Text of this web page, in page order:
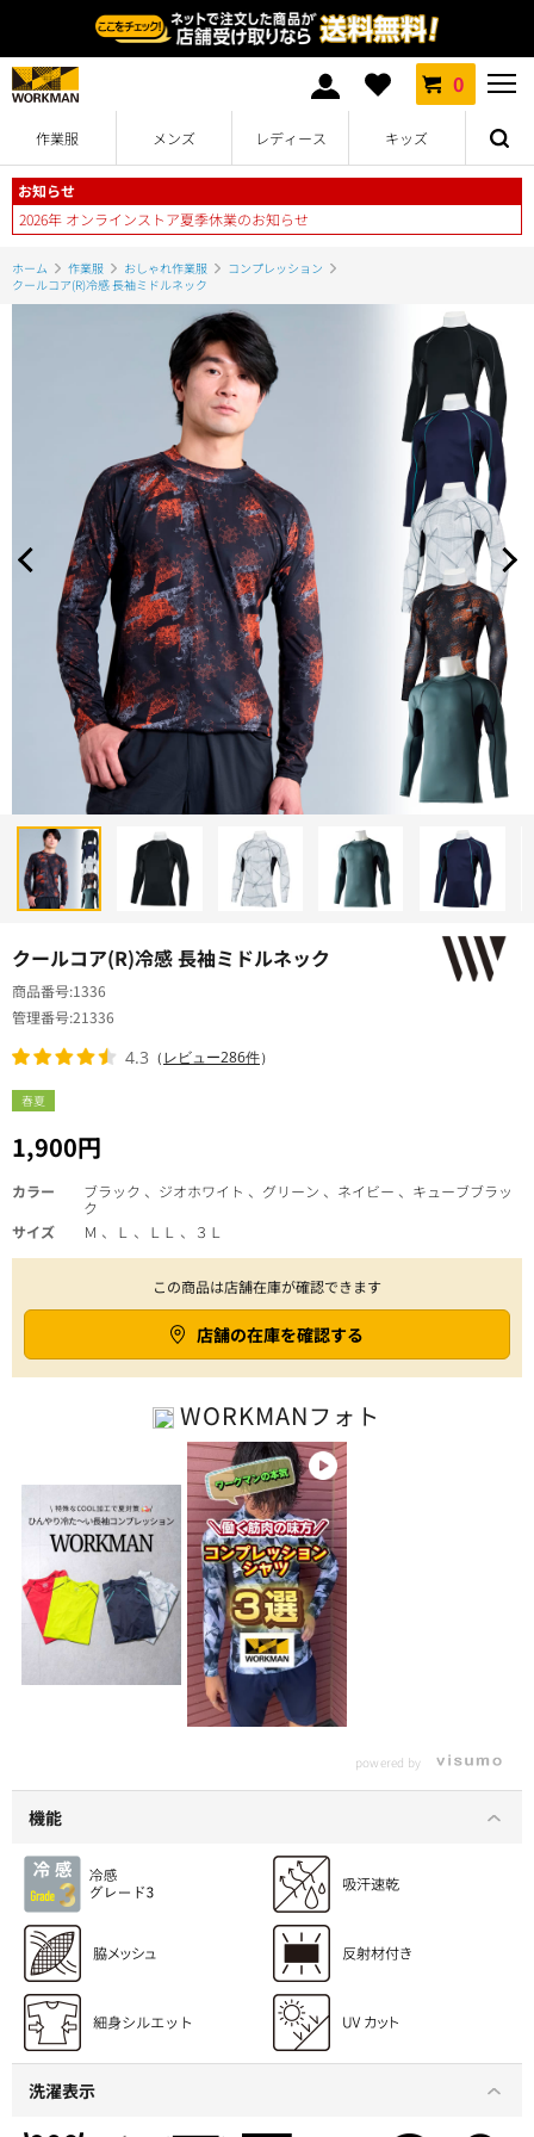
0
作業服 メンズ レディース キッズ
お知らせ
2026年 オンラインストア夏季休業のお知らせ
ホーム 作業服 おしゃれ作業服
コンプレッション
クールコア(R)冷感 長袖ミドルネック
クールコア(R)冷感 長袖ミドルネック
春夏
1,900円
商品番号 1336
管理番号21336
4.3 （レビュー286件）
カラー
ブラック 、ジオホワイト 、グリーン 、ネイビー 、キューブブラッ
ク
サイズ
Ｍ 、Ｌ 、ＬＬ 、３Ｌ
この商品は店舗在庫が確認できます
店舗の在庫を確認する
WORKMANフォト
powered by
機能
洗濯表示